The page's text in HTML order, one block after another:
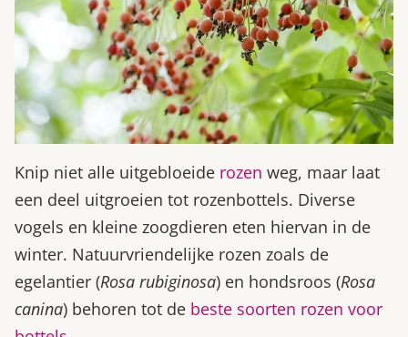
Knip niet alle uitgebloeide rozen weg, maar laat
een deel uitgroeien tot rozenbottels. Diverse
vogels en kleine zoogdieren eten hiervan in de
winter. Natuurvriendelijke rozen zoals de
egelantier (Rosa rubiginosa) en hondsroos (Rosa
canina) behoren tot de beste soorten rozen voor